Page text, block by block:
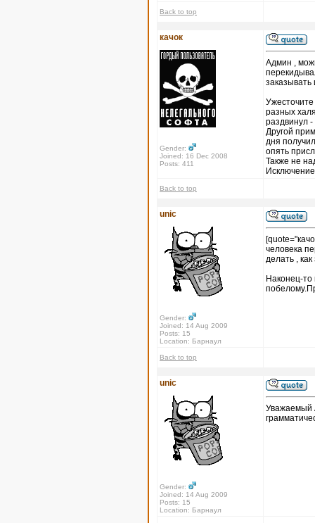
Back to top
качок
Gender:
Joined: 16 Dec 2008
Posts: 411
Админ ,
заказывать
разных
раздвинул
Другой
дня
опять
Также не
Back to top
unic
Gender:
Joined: 14 Aug 2009
Posts: 15
Location: Барнаул
человека
делать ,
Наконец-то
Back to top
unic
Gender:
Joined: 14 Aug 2009
Posts: 15
Location: Барнаул
Уважаемый